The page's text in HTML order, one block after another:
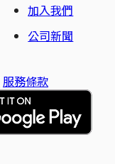
加入我們
公司新聞
服務條款